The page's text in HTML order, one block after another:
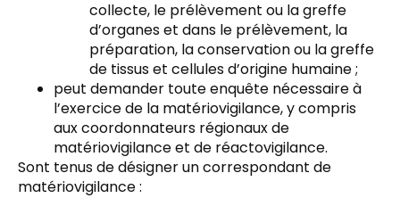
collecte, le prélèvement ou la greffe
d’organes et dans le prélèvement, la
préparation, la conservation ou la greffe
de tissus et cellules d’origine humaine ;
peut demander toute enquête nécessaire à
l’exercice de la matériovigilance, y compris
aux coordonnateurs régionaux de
matériovigilance et de réactovigilance.
Sont tenus de désigner un correspondant de
matériovigilance :